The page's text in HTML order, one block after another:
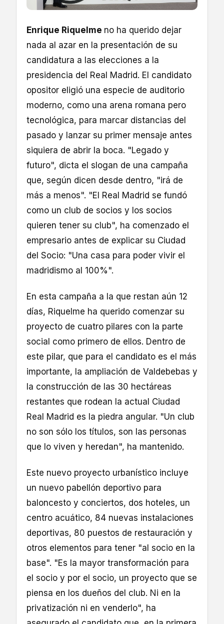
Enrique Riquelme no ha querido dejar
nada al azar en la presentación de su
candidatura a las elecciones a la
presidencia del Real Madrid. El candidato
opositor eligió una especie de auditorio
moderno, como una arena romana pero
tecnológica, para marcar distancias del
pasado y lanzar su primer mensaje antes
siquiera de abrir la boca. "Legado y
futuro", dicta el slogan de una campaña
que, según dicen desde dentro, "irá de
más a menos". "El Real Madrid se fundó
como un club de socios y los socios
quieren tener su club", ha comenzado el
empresario antes de explicar su Ciudad
del Socio: "Una casa para poder vivir el
madridismo al 100%".
En esta campaña a la que restan aún 12
días, Riquelme ha querido comenzar su
proyecto de cuatro pilares con la parte
social como primero de ellos. Dentro de
este pilar, que para el candidato es el más
importante, la ampliación de Valdebebas y
la construcción de las 30 hectáreas
restantes que rodean la actual Ciudad
Real Madrid es la piedra angular. "Un club
no son sólo los títulos, son las personas
que lo viven y heredan", ha mantenido.
Este nuevo proyecto urbanístico incluye
un nuevo pabellón deportivo para
baloncesto y conciertos, dos hoteles, un
centro acuático, 84 nuevas instalaciones
deportivas, 80 puestos de restauración y
otros elementos para tener "al socio en la
base". "Es la mayor transformación para
el socio y por el socio, un proyecto que se
piensa en los dueños del club. Ni en la
privatización ni en venderlo", ha